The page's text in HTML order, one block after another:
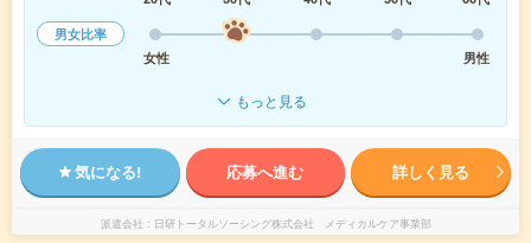
男女比率
女性
男性
もっと見る
気になる! 応募へ進む 詳しく見る
派遣会社 日研トータルソーシング株式会社 メディカルケア事業部